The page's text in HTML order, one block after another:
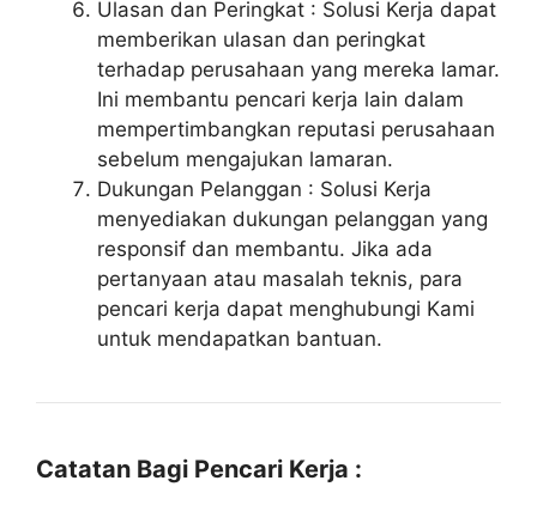
Ulasan dan Peringkat : Solusi Kerja dapat
memberikan ulasan dan peringkat
terhadap perusahaan yang mereka lamar.
Ini membantu pencari kerja lain dalam
mempertimbangkan reputasi perusahaan
sebelum mengajukan lamaran.
Dukungan Pelanggan : Solusi Kerja
menyediakan dukungan pelanggan yang
responsif dan membantu. Jika ada
pertanyaan atau masalah teknis, para
pencari kerja dapat menghubungi Kami
untuk mendapatkan bantuan.
Catatan Bagi Pencari Kerja :